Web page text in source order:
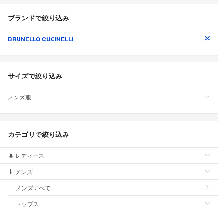
ブランドで絞り込み
BRUNELLO CUCINELLI
サイズで絞り込み
メンズ服
カテゴリで絞り込み
レディース
メンズ
メンズすべて
トップス